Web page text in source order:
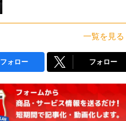
一覧を見る
フォロー フォロー